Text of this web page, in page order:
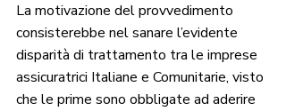
La motivazione del provvedimento
consisterebbe nel sanare l’evidente
disparità di trattamento tra le imprese
assicuratrici Italiane e Comunitarie, visto
che le prime sono obbligate ad aderire